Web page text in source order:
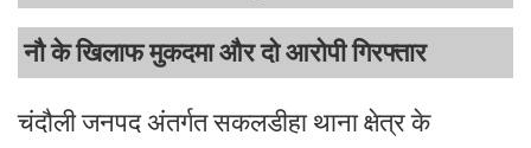
नौ के खिलाफ मुकदमा और दो आरोपी गिरफ्तार
चंदौली जनपद अंतर्गत सकलडीहा थाना क्षेत्र के